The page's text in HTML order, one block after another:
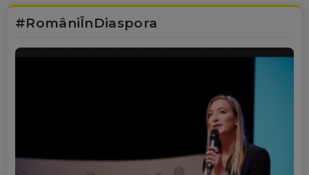
#RomâniÎnDiaspora